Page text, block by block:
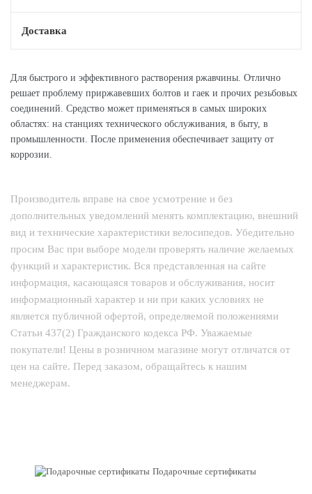
Доставка
Для быстрого и эффективного растворения ржавчины. Отлично
решает проблему приржавевших болтов и гаек и прочих резьбовых
соединений. Средство может применяться в самых широких
областях: на станциях технического обслуживания, в быту, в
промышленности. После применения обеспечивает защиту от
коррозии.
Производитель вправе на свое усмотрение и без
дополнительных уведомлений менять комплектацию, внешний
вид и технические характеристики велосипедов. Убедительно
просим Вас при выборе модели проверять наличие желаемых
функций и характеристик. Вся представленная на сайте
информация, касающаяся товаров и обслуживания, носит
информационный характер и ни при каких условиях не
является публичной офертой, определяемой положениями
Статьи 437(2) Гражданского кодекса РФ. Уважаемые
покупатели! Цены в розничном магазине могут отличатся от
цен на сайте. Перед заказом, обращайтесь к нашим
менеджерам.
Подарочные сертификаты